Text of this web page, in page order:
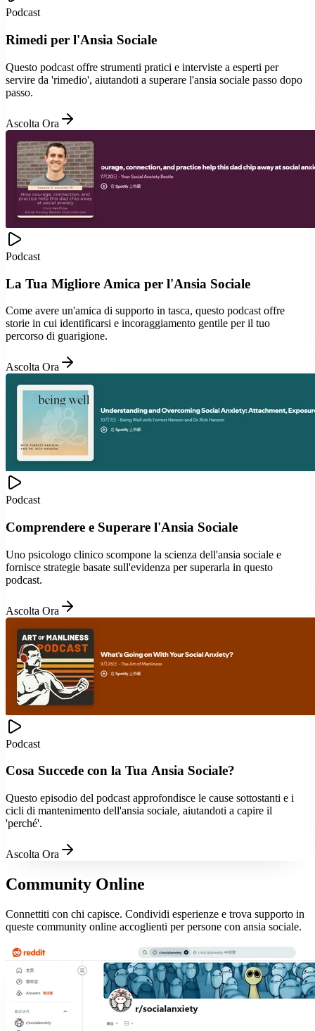
Podcast
Rimedi per l'Ansia Sociale
Questo podcast offre strumenti pratici e interviste a esperti per
servire da 'rimedio', aiutandoti a superare l'ansia sociale passo dopo
passo.
Ascolta Ora
Podcast
La Tua Migliore Amica per l'Ansia Sociale
Come avere un'amica di supporto in tasca, questo podcast offre
storie in cui identificarsi e incoraggiamento gentile per il tuo
percorso di guarigione.
Ascolta Ora
Podcast
Comprendere e Superare l'Ansia Sociale
Uno psicologo clinico scompone la scienza dell'ansia sociale e
fornisce strategie basate sull'evidenza per superarla in questo
podcast.
Ascolta Ora
Podcast
Cosa Succede con la Tua Ansia Sociale?
Questo episodio del podcast approfondisce le cause sottostanti e i
cicli di mantenimento dell'ansia sociale, aiutandoti a capire il
'perché'.
Ascolta Ora
Community Online
Connettiti con chi capisce. Condividi esperienze e trova supporto in
queste community online accoglienti per persone con ansia sociale.